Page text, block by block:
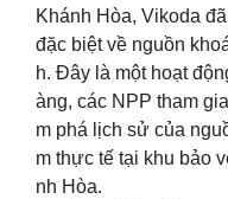
Khánh Hòa, Vikoda
đặc biệt về nguồn
h. Đây là một hoạt
àng, các NPP tham
m phá lịch sử của
m thực tế tại khu bảo
nh Hòa.